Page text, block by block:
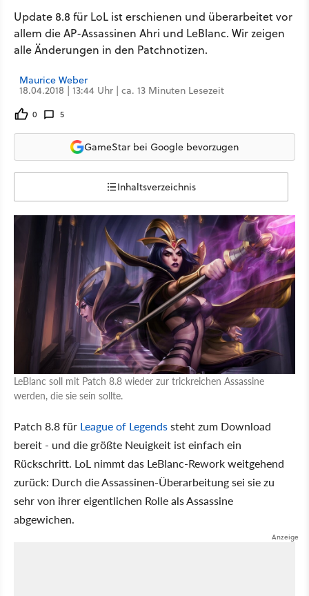
Update 8.8 für LoL ist erschienen und überarbeitet vor
allem die AP-Assassinen Ahri und LeBlanc. Wir zeigen
alle Änderungen in den Patchnotizen.
Maurice Weber
18.04.2018 | 13:44 Uhr | ca. 13 Minuten Lesezeit
0 5
GameStar bei Google bevorzugen
Inhaltsverzeichnis
LeBlanc soll mit Patch 8.8 wieder zur trickreichen Assassine
werden, die sie sein sollte.
Patch 8.8 für League of Legendssteht zum Download
bereit - und die größte Neuigkeit ist einfach ein
Rückschritt. LoL nimmt das LeBlanc-Rework weitgehend
zurück: Durch die Assassinen-Überarbeitung sei sie zu
sehr von ihrer eigentlichen Rolle als Assassine
abgewichen.